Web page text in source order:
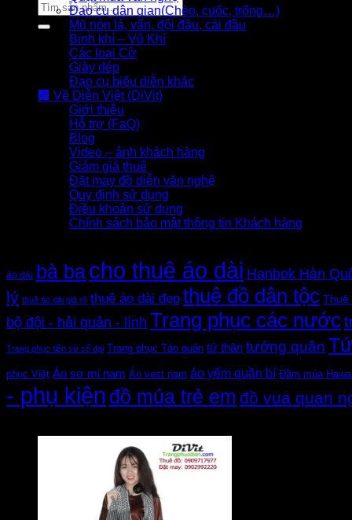
Tìm
kiếm:
Đạo cụ dân gian(Chèo, cuốc, trống…)
Mũ nón lá, vấn, đội đầu, cài đầu
Binh khí – Vũ Khí
Các loại Cờ
Giày dép
Đạo cụ biểu diễn khác
🏢 Về Diễn Việt (DiVit)
Giới thiệu
Hỗ trợ (FaQ)
Blog
Video – ảnh khách hàng
Giảm giá thuê
Đặt may đồ diễn văn nghệ
Quy định sử dụng
Điều khoản sử dụng
Chính sách bảo mật thông tin Khách hàng
áo dài bà bacho thuê áo dài Hanbok Hàn
lý thuê áo dài giá rẻ thuê áo dài đẹp thuê đồ dân tộc Thuê
bộ đội - hải quân - lính Trang phục các nước
Trang phục tiền sử cổ đại Trang phục Táo quân tứ thân tướng quân
phục Việt Áo sơ mi nam Áo vest nam áo yếm quần bí Đầm múa Hawai
- phụ kiện đồ múa trẻ em đồ vua quan